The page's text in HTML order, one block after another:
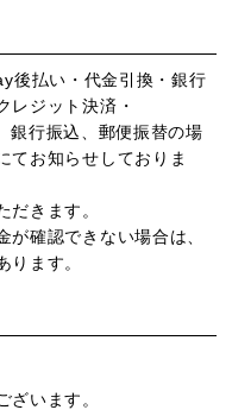
後払い・代金引換・銀行
レジット決済・
銀行振込、郵便振替の場
てお知らせしておりま
だきます。
確認できない場合は、
ります。
ざいます。